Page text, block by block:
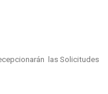
las Solicitudes